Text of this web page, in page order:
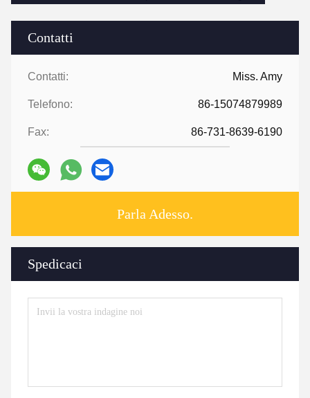
Contatti
Contatti: Miss. Amy
Telefono: 86-15074879989
Fax: 86-731-8639-6190
Parla Adesso.
Spedicaci